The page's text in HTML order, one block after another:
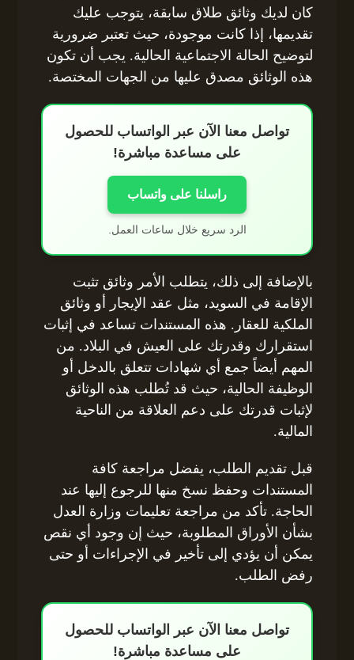
كان لديك وثائق طلاق سابقة، يتوجب عليك
تقديمها، إذا كانت موجودة، حيث تعتبر ضرورية
لتوضيح الحالة الاجتماعية الحالية. يجب أن تكون
هذه الوثائق مصدق عليها من الجهات المختصة.
تواصل معنا الآن عبر الواتساب للحصول
على مساعدة مباشرة!
راسلنا على واتساب
الرد سريع خلال ساعات العمل.
بالإضافة إلى ذلك، يتطلب الأمر وثائق تثبت
الإقامة في السويد، مثل عقد الإيجار أو وثائق
الملكية للعقار. هذه المستندات تساعد في إثبات
استقرارك وقدرتك على العيش في البلاد. من
المهم أيضاً جمع أي شهادات تتعلق بالدخل أو
الوظيفة الحالية، حيث قد تُطلب هذه الوثائق
لإثبات قدرتك على دعم العلاقة من الناحية
المالية.
قبل تقديم الطلب، يفضل مراجعة كافة
المستندات وحفظ نسخ منها للرجوع إليها عند
الحاجة. تأكد من مراجعة تعليمات وزارة العدل
بشأن الأوراق المطلوبة، حيث إن وجود أي نقص
يمكن أن يؤدي إلى تأخير في الإجراءات أو حتى
رفض الطلب.
تواصل معنا الآن عبر الواتساب للحصول
على مساعدة مباشرة!